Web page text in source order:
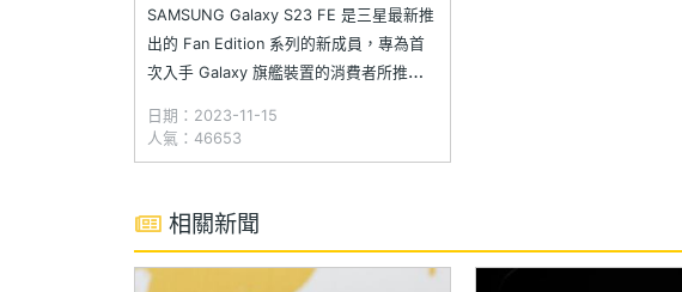
SAMSUNG Galaxy S23 FE 是三星最新推
出的 Fan Edition 系列的新成員，專為首
次入手 Galaxy 旗艦裝置的消費者所推
Gen 1 行動平台，搭載 6.4 吋 O 極限全螢
幕，並且以 5,000 萬畫素主鏡頭搭配超廣
日期：2023-11-15
人氣：46653
相關新聞